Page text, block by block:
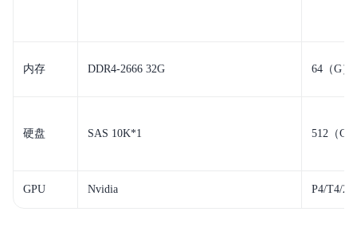
内存 DDR4-2666 32G 64（G）
硬盘 SAS 10K*1 512（G
GPU Nvidia P4/T4/